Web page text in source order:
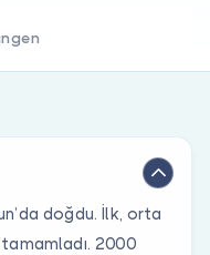
doğdu. İlk, orta
2000